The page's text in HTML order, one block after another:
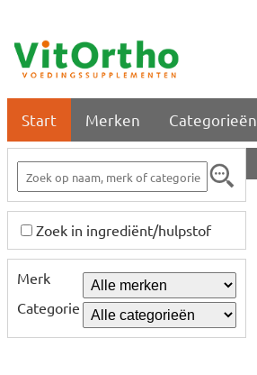
Start Merken Categorieën
Zoek in ingrediënt/hulpstof
Merk
Categorie